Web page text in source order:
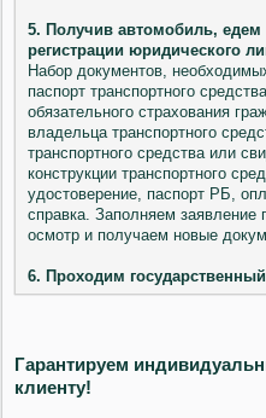
5. Получив автомобиль, едем
регистрации юридического
Набор документов,
паспорт транспортного
обязательного страхования
владельца транспортного
транспортного средства или
конструкции транспортного
удостоверение, паспорт РБ,
справка. Заполняем заявление
осмотр и получаем новые
6. Проходим
Гарантируем
клиенту!